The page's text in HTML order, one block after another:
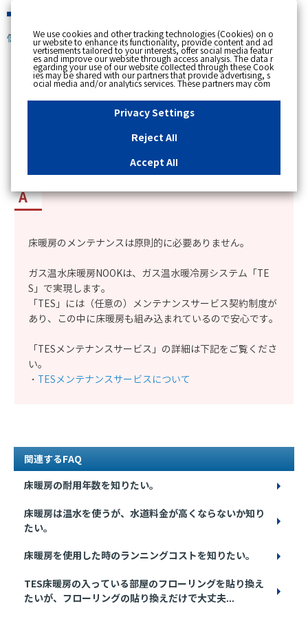
個人のお客さま
[ トップへ戻る ]
カテゴリー表示
更新日時 : 2024/01/11 17:50
床暖房のメンテナンスは原則的に必要ありません。
ガス温水床暖房NOOKは、ガス温水暖冷房システム「TE
S」で実現します。
「TES」には（任意の）メンテナンスサービス契約制度が
あり、この中に床暖房も組み込まれているので安心です。
「TESメンテナンスサービス」の詳細は下記をご覧くださ
い。
・ TESメンテナンスサービスについて
関連するFAQ
床暖房の耐用年数を知りたい。
床暖房は温水を使うが、水道料金が高くならないか知り
たい。
床暖房を使用した時のランニングコストを知りたい。
TES床暖房の入っている部屋のフローリングを貼り換え
たいが、フローリングの貼り換えだけで大丈夫...
We use cookies and other tracking technologies (Cookies) on o
ur website to enhance its functionality, provide content and ad
vertisements tailored to your interests, offer social media featur
es and improve our website through access analysis. The data r
egarding your use of our website collected through these Cook
ies may be shared with our partners that provide advertising, s
ocial media and/or analytics services. These partners may com
bine the data shared by us with other data that you have provi
ded to them or that they have collected from your use of their s
ervices or other websites to analyse and optimise advertisemen
ts delivered to you by businesses other than us on the internet.
essary Cookies, please click "Reject All". If you agree to the use
of all Cookies, please click "Accept All". To select your preferen
u can change your consent or rejection settings at any time by c
"Privacy Settings"button on this banner or through y
our browser's "Settings". For more information regarding the pr
site, please refer to the link below.Cookies DetailsPrivacy Polic
y
Privacy Settings
Reject All
Accept All